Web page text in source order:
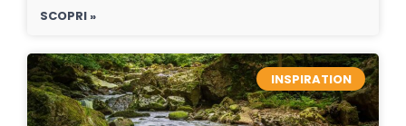
SCOPRI »
INSPIRATION